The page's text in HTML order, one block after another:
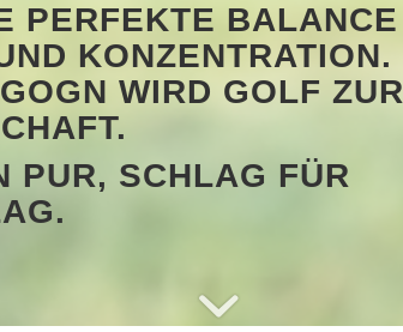
PERFEKTE BALANCE
KONZENTRATION.
WIRD GOLF ZUR
PUR, SCHLAG FÜR